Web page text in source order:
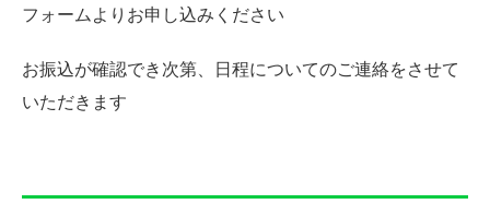
フォームよりお申し込みください
お振込が確認でき次第、日程についてのご連絡をさせて
いただきます